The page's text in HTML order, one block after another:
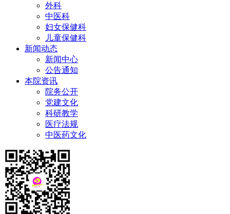
外科
中医科
妇女保健科
儿童保健科
新闻动态
新闻中心
公告通知
本院资讯
院务公开
党建文化
科研教学
医疗法规
中医药文化